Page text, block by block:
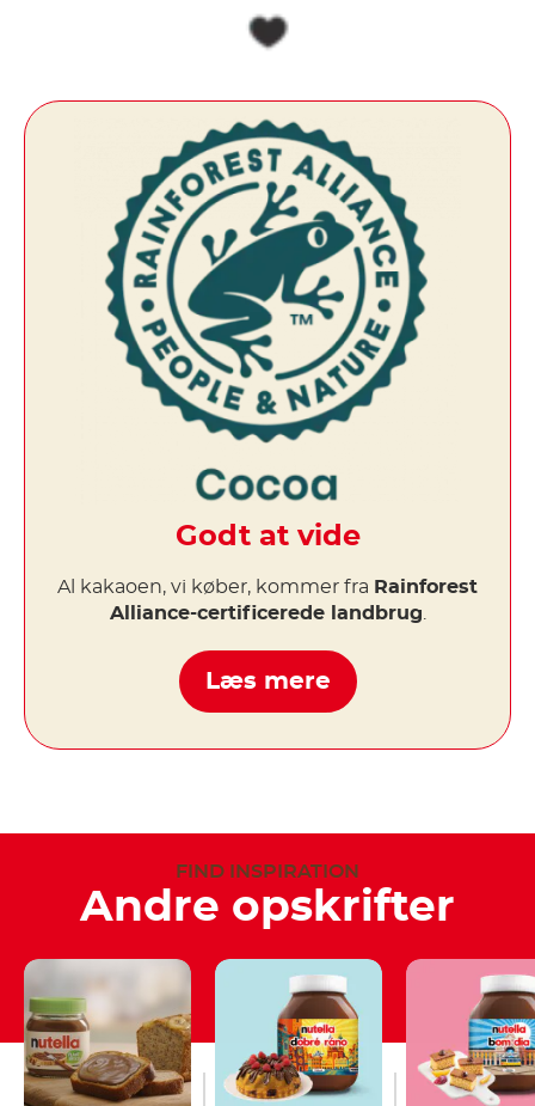
Godt at vide
Al kakaoen, vi køber, kommer fra Rainforest
Alliance-certificerede landbrug
Læs mere
FIND INSPIRATION
Andre opskrifter